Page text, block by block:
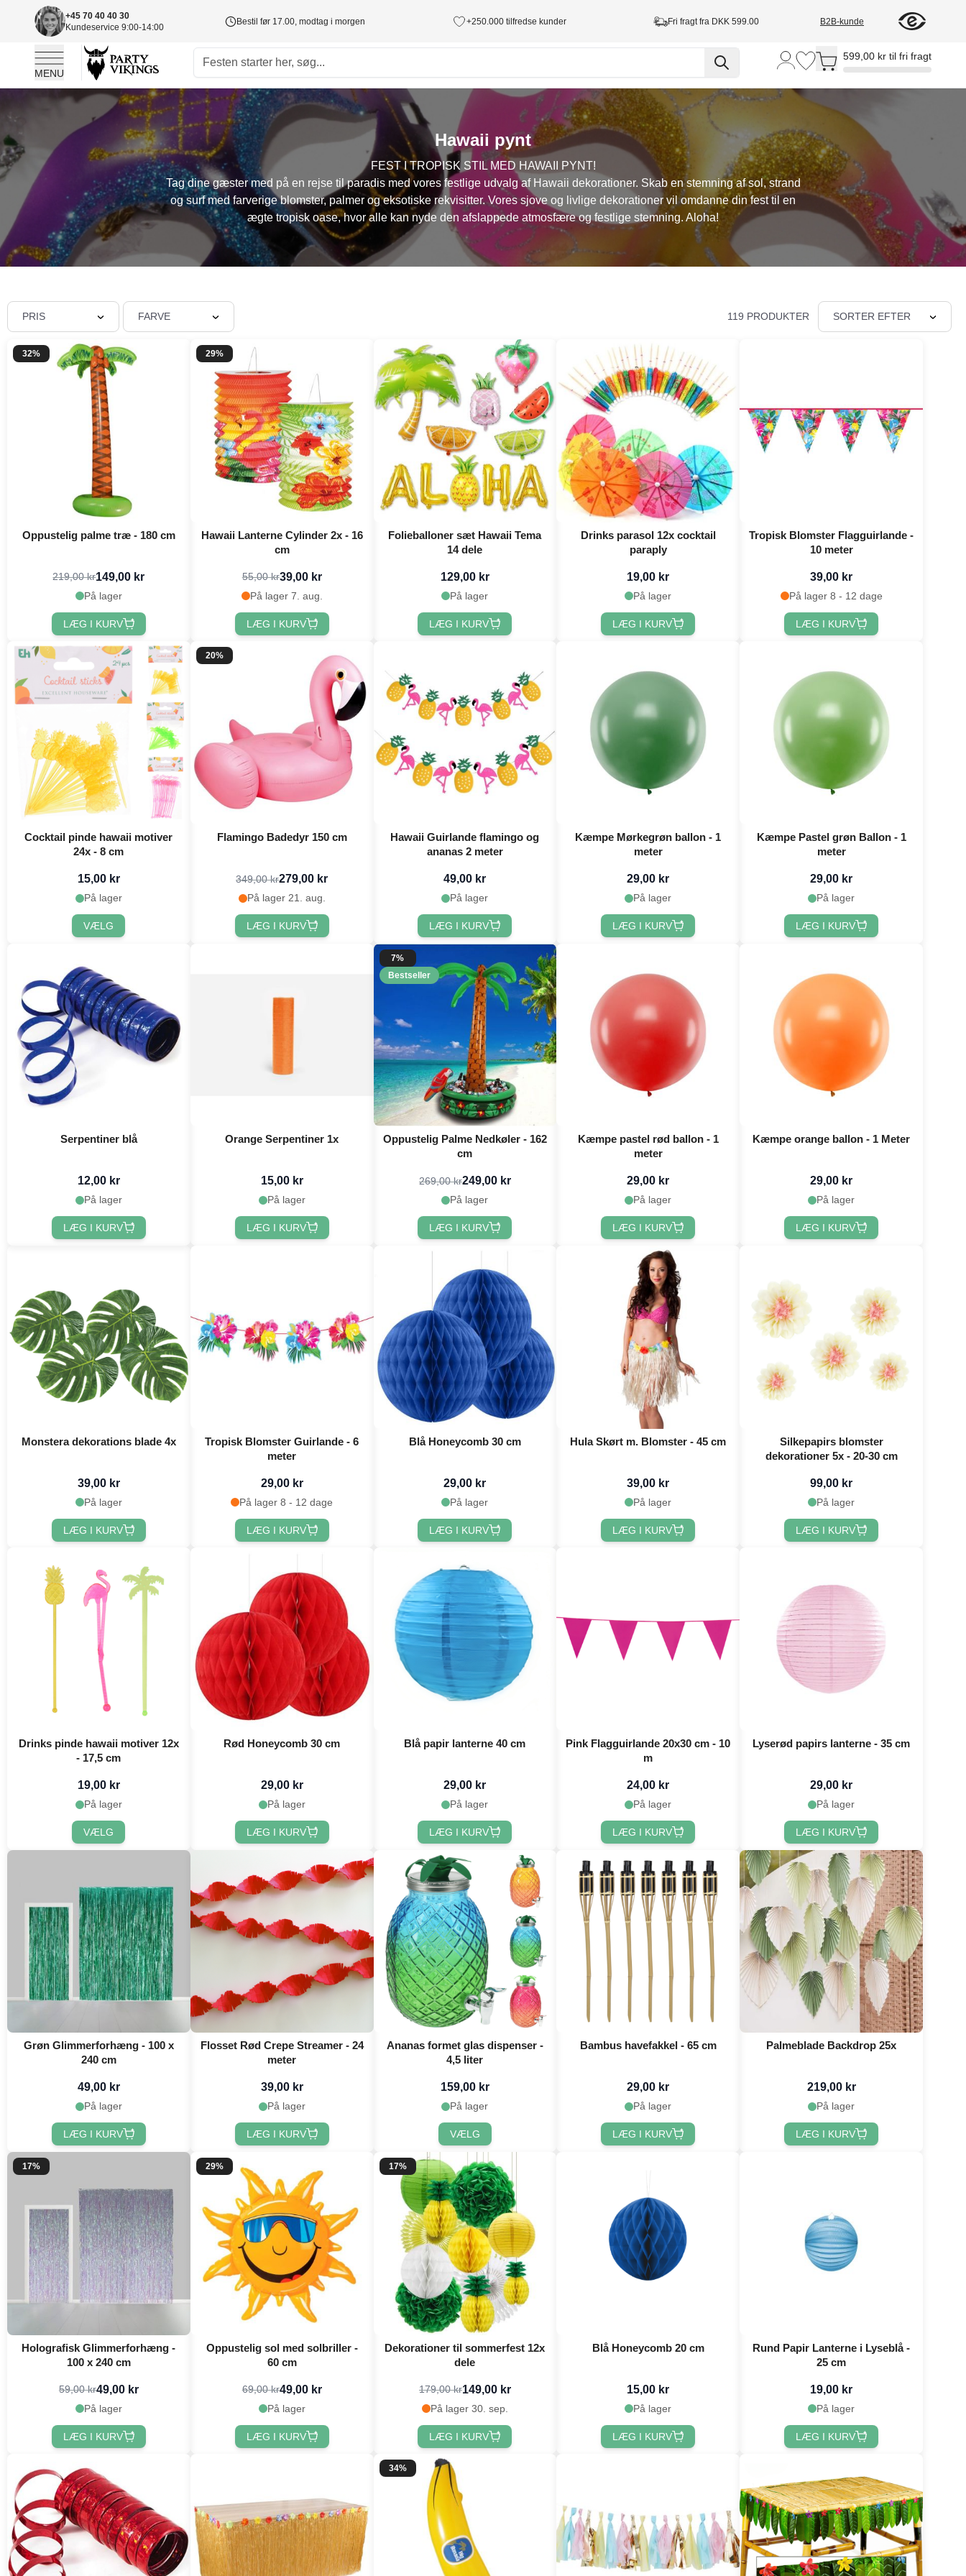
+45 70 40 40 30
Kundeservice 9:00-14:00
Bestil før 17.00, modtag i morgen +250.000 tilfredse kunder Fri fragt fra DKK 599.00 B2B-kunde
MENU
Toggle minicart, Cart is empty
599,00 kr til fri fragt
Skip to Content
Hawaii pynt
FEST I TROPISK STIL MED HAWAII PYNT!
Tag dine gæster med på en rejse til paradis med vores festlige udvalg af Hawaii dekorationer. Skab en stemning af sol, strand
og surf med farverige blomster, palmer og eksotiske rekvisitter. Vores sjove og livlige dekorationer vil omdanne din fest til en
ægte tropisk oase, hvor alle kan nyde den afslappede atmosfære og festlige stemning. Aloha!
PRIS FARVE 119 PRODUKTER SORTER EFTER
32%
Oppustelig palme træ - 180 cm
219,00 kr149,00 kr
På lager
LÆG I KURV
29%
Hawaii Lanterne Cylinder 2x - 16
cm
55,00 kr39,00 kr
På lager 7. aug.
LÆG I KURV
Folieballoner sæt Hawaii Tema
14 dele
129,00 kr
På lager
LÆG I KURV
Drinks parasol 12x cocktail
paraply
19,00 kr
På lager
LÆG I KURV
Tropisk Blomster Flagguirlande -
10 meter
39,00 kr
På lager 8 - 12 dage
LÆG I KURV
Cocktail pinde hawaii motiver
24x - 8 cm
15,00 kr
På lager
VÆLG
20%
Flamingo Badedyr 150 cm
349,00 kr279,00 kr
På lager 21. aug.
LÆG I KURV
Hawaii Guirlande flamingo og
ananas 2 meter
49,00 kr
På lager
LÆG I KURV
Kæmpe Mørkegrøn ballon - 1
meter
29,00 kr
På lager
LÆG I KURV
Kæmpe Pastel grøn Ballon - 1
meter
29,00 kr
På lager
LÆG I KURV
Serpentiner blå
12,00 kr
På lager
LÆG I KURV
Orange Serpentiner 1x
15,00 kr
På lager
LÆG I KURV
7%
Bestseller
Oppustelig Palme Nedkøler - 162
cm
269,00 kr249,00 kr
På lager
LÆG I KURV
Kæmpe pastel rød ballon - 1
meter
29,00 kr
På lager
LÆG I KURV
Kæmpe orange ballon - 1 Meter
29,00 kr
På lager
LÆG I KURV
Monstera dekorations blade 4x
39,00 kr
På lager
LÆG I KURV
Tropisk Blomster Guirlande - 6
meter
29,00 kr
På lager 8 - 12 dage
LÆG I KURV
Blå Honeycomb 30 cm
29,00 kr
På lager
LÆG I KURV
Hula Skørt m. Blomster - 45 cm
39,00 kr
På lager
LÆG I KURV
Silkepapirs blomster
dekorationer 5x - 20-30 cm
99,00 kr
På lager
LÆG I KURV
Drinks pinde hawaii motiver 12x
- 17,5 cm
19,00 kr
På lager
VÆLG
Rød Honeycomb 30 cm
29,00 kr
På lager
LÆG I KURV
Blå papir lanterne 40 cm
29,00 kr
På lager
LÆG I KURV
Pink Flagguirlande 20x30 cm - 10
m
24,00 kr
På lager
LÆG I KURV
Lyserød papirs lanterne - 35 cm
29,00 kr
På lager
LÆG I KURV
Grøn Glimmerforhæng - 100 x
240 cm
49,00 kr
På lager
LÆG I KURV
Flosset Rød Crepe Streamer - 24
meter
39,00 kr
På lager
LÆG I KURV
Ananas formet glas dispenser -
4,5 liter
159,00 kr
På lager
VÆLG
Bambus havefakkel - 65 cm
29,00 kr
På lager
LÆG I KURV
Palmeblade Backdrop 25x
219,00 kr
På lager
LÆG I KURV
17%
Holografisk Glimmerforhæng -
100 x 240 cm
59,00 kr49,00 kr
På lager
LÆG I KURV
29%
Oppustelig sol med solbriller -
60 cm
69,00 kr49,00 kr
På lager
LÆG I KURV
17%
Dekorationer til sommerfest 12x
dele
179,00 kr149,00 kr
På lager 30. sep.
LÆG I KURV
Blå Honeycomb 20 cm
15,00 kr
På lager
LÆG I KURV
Rund Papir Lanterne i Lyseblå -
25 cm
19,00 kr
På lager
LÆG I KURV
34%